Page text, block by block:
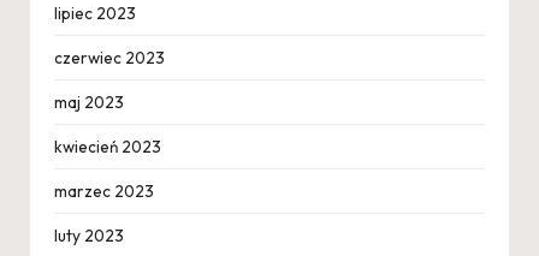
lipiec 2023
czerwiec 2023
maj 2023
kwiecień 2023
marzec 2023
luty 2023